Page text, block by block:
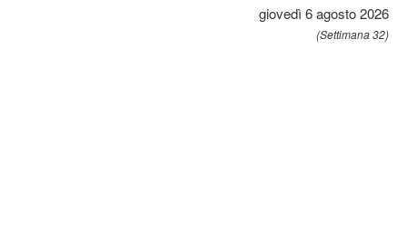
giovedì 6 agosto 2026
(Settimana 32)